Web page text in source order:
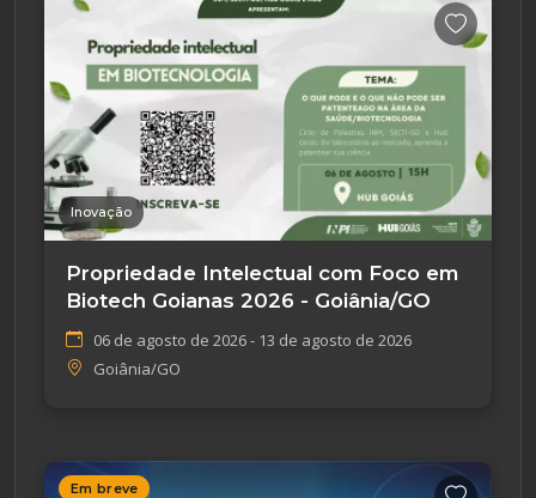
Inovação
Propriedade Intelectual com Foco em
Biotech Goianas 2026 - Goiânia/GO
06 de agosto de 2026 - 13 de agosto de 2026
Goiânia/GO
Em breve